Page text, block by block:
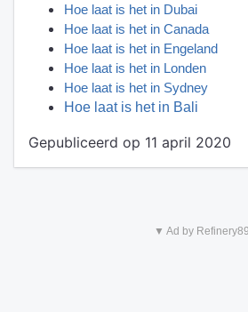
Hoe laat is het in Dubai
Hoe laat is het in Canada
Hoe laat is het in Engeland
Hoe laat is het in Londen
Hoe laat is het in Sydney
Hoe laat is het in Bali
Gepubliceerd op 11 april 2020
▼ Ad by Refinery89